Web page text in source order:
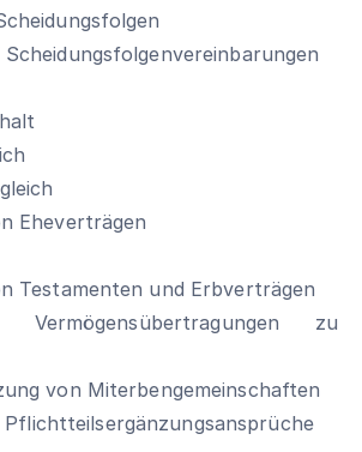
Eheverträgen
Testamenten und Erbverträgen
zu
von Miterbengemeinschaften